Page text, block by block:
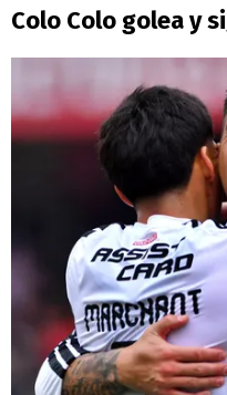
Colo Colo golea y